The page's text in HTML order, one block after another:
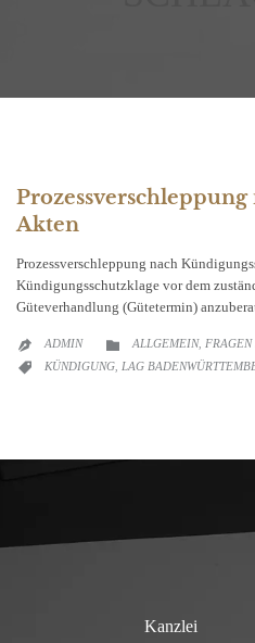
Akten
Prozessverschleppung nach
Kündigungsschutzklage vor dem
Güteverhandlung (Gütetermin)
 ADMIN  CATEGORY
ALLGEMEIN,
 CATEGORY
KÜNDIGUNG LAG
Kanzlei